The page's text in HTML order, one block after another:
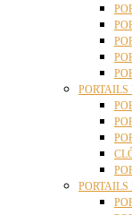
PORTAILS
PORTAILS